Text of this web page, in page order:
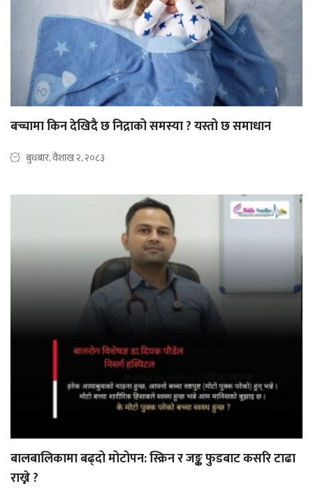
बच्चामा किन देखिदै छ निद्राको समस्या ? यस्तो छ समाधान
बुधबार, वैशाख २, २०८३
बालबालिकामा बढ्दो मोटोपन: स्क्रिन र जङ्क फुडबाट कसरि टाढा
राख्ने ?